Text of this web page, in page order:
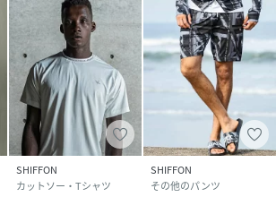
SHIFFON
カットソー・Tシャツ
SHIFFON
その他のパンツ